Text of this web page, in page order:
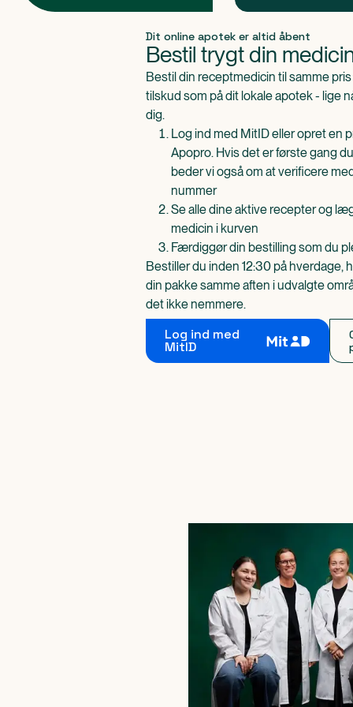
Dit online apotek er altid åbent
Bestil trygt din
Bestil din receptmedicin til samme
tilskud som på dit lokale apotek - lige
dig.
Log ind med MitID eller opret en
Apopro. Hvis det er første gang
beder vi også om at verificere
nummer
Se alle dine aktive recepter og
medicin i kurven
Færdiggør din bestilling som du
Bestiller du inden 12:30 på hverdage,
din pakke samme aften i udvalgte
det ikke nemmere.
Log ind med
MitID